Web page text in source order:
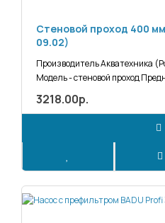
Стеновой проход 400
09.02)
Производитель Акватехника
Модель - стеновой проход
3218.00р.